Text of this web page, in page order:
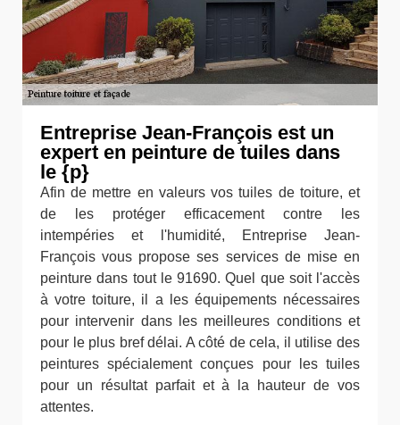
Entreprise Jean-François est un
expert en peinture de tuiles dans
le {p}
Afin de mettre en valeurs vos tuiles de toiture, et
de les protéger efficacement contre les
intempéries et l'humidité, Entreprise Jean-
François vous propose ses services de mise en
peinture dans tout le 91690. Quel que soit l'accès
à votre toiture, il a les équipements nécessaires
pour intervenir dans les meilleures conditions et
pour le plus bref délai. A côté de cela, il utilise des
peintures spécialement conçues pour les tuiles
pour un résultat parfait et à la hauteur de vos
attentes.